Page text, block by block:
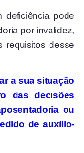
deficiência pode
por invalidez,
requisitos desse
a sua situação
das decisões
ou
de auxílio-